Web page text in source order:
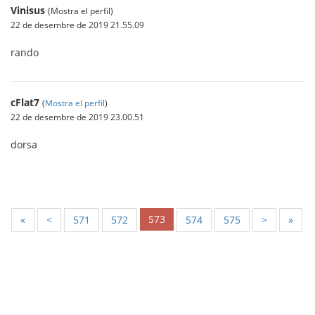
Vinisus (Mostra el perfil)
22 de desembre de 2019 21.55.09
rando
cFlat7 (Mostra el perfil)
22 de desembre de 2019 23.00.51
dorsa
« < 571 572 573 574 575 > »